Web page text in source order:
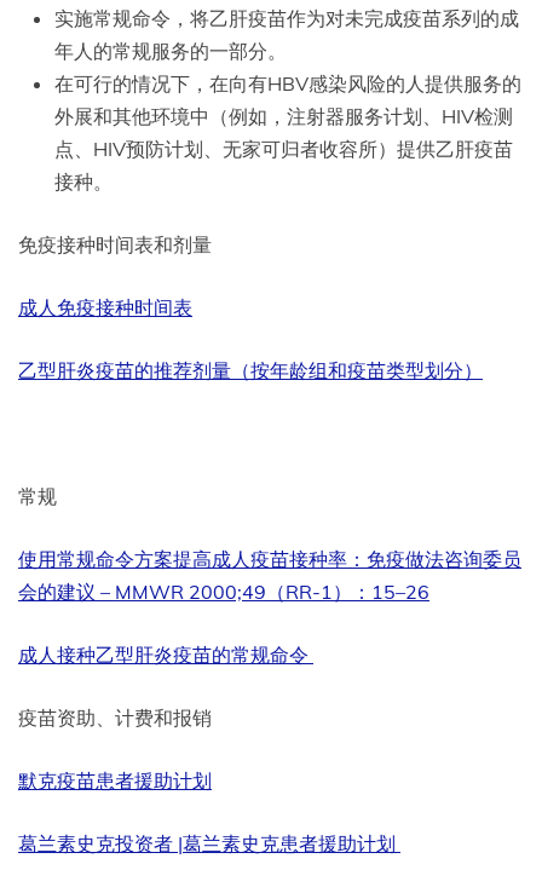
实施常规命令，将乙肝疫苗作为对未完成疫苗系列的成
年人的常规服务的一部分。
在可行的情况下，在向有HBV感染风险的人提供服务的
外展和其他环境中（例如，注射器服务计划、HIV检测
点、HIV预防计划、无家可归者收容所）提供乙肝疫苗
接种。
免疫接种时间表和剂量
成人免疫接种时间表
乙型肝炎疫苗的推荐剂量（按年龄组和疫苗类型划分）
常规
使用常规命令方案提高成人疫苗接种率：免疫做法咨询委员
会的建议 – MMWR 2000;49（RR-1）：15–26
成人接种乙型肝炎疫苗的常规命令
疫苗资助、计费和报销
默克疫苗患者援助计划
葛兰素史克投资者 |葛兰素史克患者援助计划